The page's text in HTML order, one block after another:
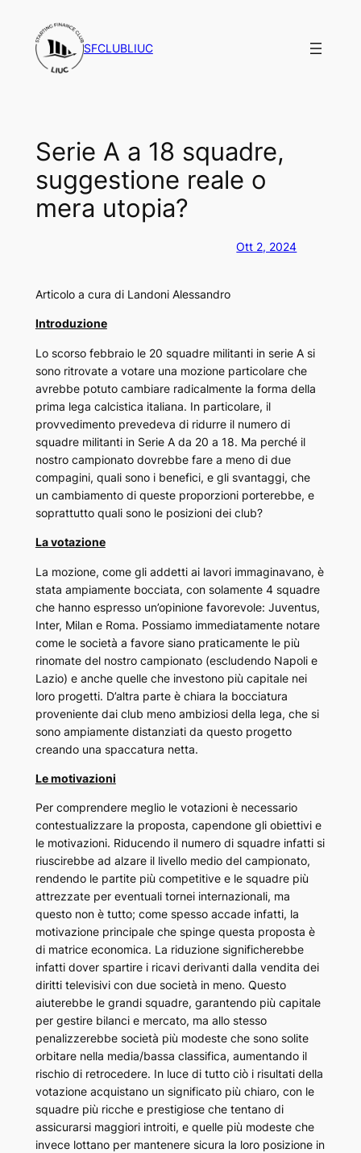
contenuto
SFCLUBLIUC
Serie A a 18 squadre,
suggestione reale o
mera utopia?
Ott 2, 2024
Articolo a cura di Landoni Alessandro
Introduzione
Lo scorso febbraio le 20 squadre militanti in serie A si
sono ritrovate a votare una mozione particolare che
avrebbe potuto cambiare radicalmente la forma della
prima lega calcistica italiana. In particolare, il
provvedimento prevedeva di ridurre il numero di
squadre militanti in Serie A da 20 a 18. Ma perché il
nostro campionato dovrebbe fare a meno di due
compagini, quali sono i benefici, e gli svantaggi, che
un cambiamento di queste proporzioni porterebbe, e
soprattutto quali sono le posizioni dei club?
La votazione
La mozione, come gli addetti ai lavori immaginavano, è
stata ampiamente bocciata, con solamente 4 squadre
che hanno espresso un’opinione favorevole: Juventus,
Inter, Milan e Roma. Possiamo immediatamente notare
come le società a favore siano praticamente le più
rinomate del nostro campionato (escludendo Napoli e
Lazio) e anche quelle che investono più capitale nei
loro progetti. D’altra parte è chiara la bocciatura
proveniente dai club meno ambiziosi della lega, che si
sono ampiamente distanziati da questo progetto
creando una spaccatura netta.
Le motivazioni
Per comprendere meglio le votazioni è necessario
contestualizzare la proposta, capendone gli obiettivi e
le motivazioni. Riducendo il numero di squadre infatti si
riuscirebbe ad alzare il livello medio del campionato,
rendendo le partite più competitive e le squadre più
attrezzate per eventuali tornei internazionali, ma
questo non è tutto; come spesso accade infatti, la
motivazione principale che spinge questa proposta è
di matrice economica. La riduzione significherebbe
infatti dover spartire i ricavi derivanti dalla vendita dei
diritti televisivi con due società in meno. Questo
aiuterebbe le grandi squadre, garantendo più capitale
per gestire bilanci e mercato, ma allo stesso
penalizzerebbe società più modeste che sono solite
orbitare nella media/bassa classifica, aumentando il
rischio di retrocedere. In luce di tutto ciò i risultati della
votazione acquistano un significato più chiaro, con le
squadre più ricche e prestigiose che tentano di
assicurarsi maggiori introiti, e quelle più modeste che
invece lottano per mantenere sicura la loro posizione in